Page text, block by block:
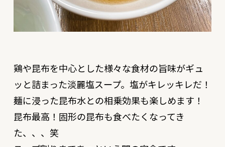
鶏や昆布を中心とした様々な食材の旨味がギュ
ッと詰まった淡麗塩スープ。塩がキレッキレだ！
麺に浸った昆布水との相乗効果も楽しめます！
昆布最高！固形の昆布も食べたくなってき
た、、、笑